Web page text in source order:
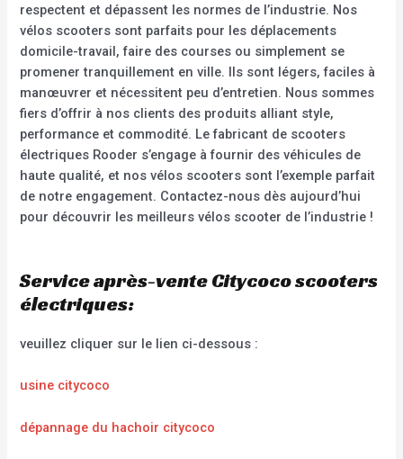
respectent et dépassent les normes de l’industrie. Nos
vélos scooters sont parfaits pour les déplacements
domicile-travail, faire des courses ou simplement se
promener tranquillement en ville. Ils sont légers, faciles à
manœuvrer et nécessitent peu d’entretien. Nous sommes
fiers d’offrir à nos clients des produits alliant style,
performance et commodité. Le fabricant de scooters
électriques Rooder s’engage à fournir des véhicules de
haute qualité, et nos vélos scooters sont l’exemple parfait
de notre engagement. Contactez-nous dès aujourd’hui
pour découvrir les meilleurs vélos scooter de l’industrie !
Service après-vente Citycoco scooters
électriques:
veuillez cliquer sur le lien ci-dessous :
usine citycoco
dépannage du hachoir citycoco